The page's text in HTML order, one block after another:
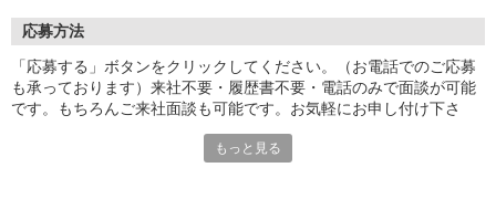
応募方法
「応募する」ボタンをクリックしてください。（お電話でのご応募
も承っております）来社不要・履歴書不要・電話のみで面談が可能
です。もちろんご来社面談も可能です。お気軽にお申し付け下さ
もっと見る